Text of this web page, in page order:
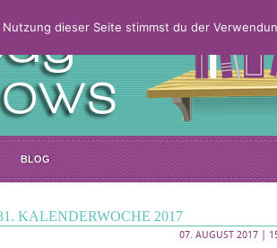
BLOG
KALENDERWOCHE 2017
07. AUGUST 2017 |
dieser Seite stimmst du der